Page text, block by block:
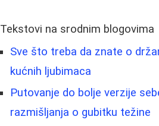
Tekstovi na srodnim blogovima
Sve što treba da znate o
kućnih ljubimaca
Putovanje do bolje verzije
razmišljanja o gubitku težine